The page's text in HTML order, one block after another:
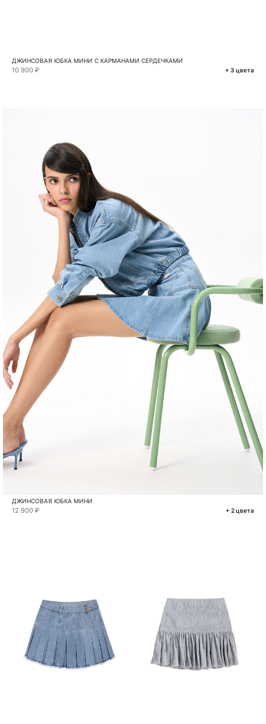
ДЖИНСОВАЯ ЮБКА МИНИ С КАРМАНАМИ СЕРДЕЧКАМИ
10 900 ₽ + 3 цвета
ДЖИНСОВАЯ ЮБКА МИНИ
12 900 ₽ + 2 цвета